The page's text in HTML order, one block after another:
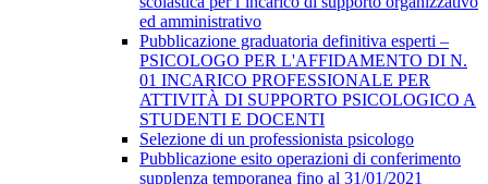
ed amministrativo
Pubblicazione graduatoria definitiva esperti –
PSICOLOGO PER L'AFFIDAMENTO DI N.
01 INCARICO PROFESSIONALE PER
ATTIVITÀ DI SUPPORTO PSICOLOGICO A
STUDENTI E DOCENTI
Selezione di un professionista psicologo
Pubblicazione esito operazioni di conferimento
supplenza temporanea fino al 31/01/2021